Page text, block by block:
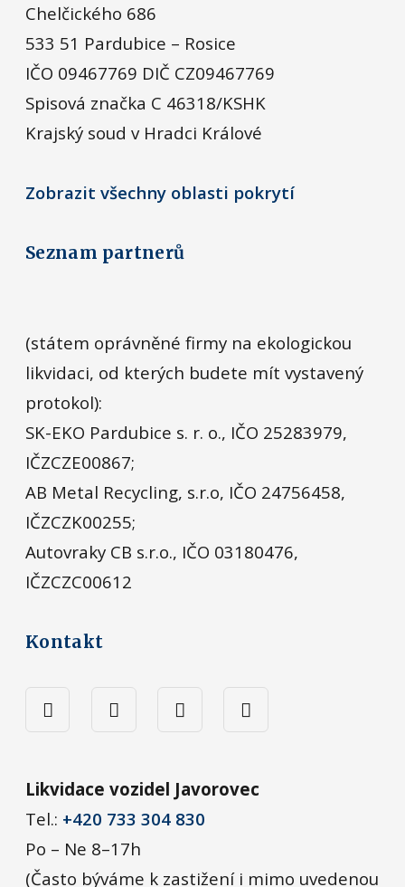
Chelčického 686
533 51 Pardubice – Rosice
IČO 09467769 DIČ CZ09467769
Spisová značka C 46318/KSHK
Krajský soud v Hradci Králové
Zobrazit všechny oblasti pokrytí
Seznam partnerů
(státem oprávněné firmy na ekologickou
likvidaci, od kterých budete mít vystavený
protokol):
SK-EKO Pardubice s. r. o., IČO 25283979,
IČZCZE00867;
AB Metal Recycling, s.r.o, IČO 24756458,
IČZCZK00255;
Autovraky CB s.r.o., IČO 03180476,
IČZCZC00612
Kontakt
Likvidace vozidel Javorovec
Tel.: +420 733 304 830
Po – Ne 8–17h
(Často býváme k zastižení i mimo uvedenou